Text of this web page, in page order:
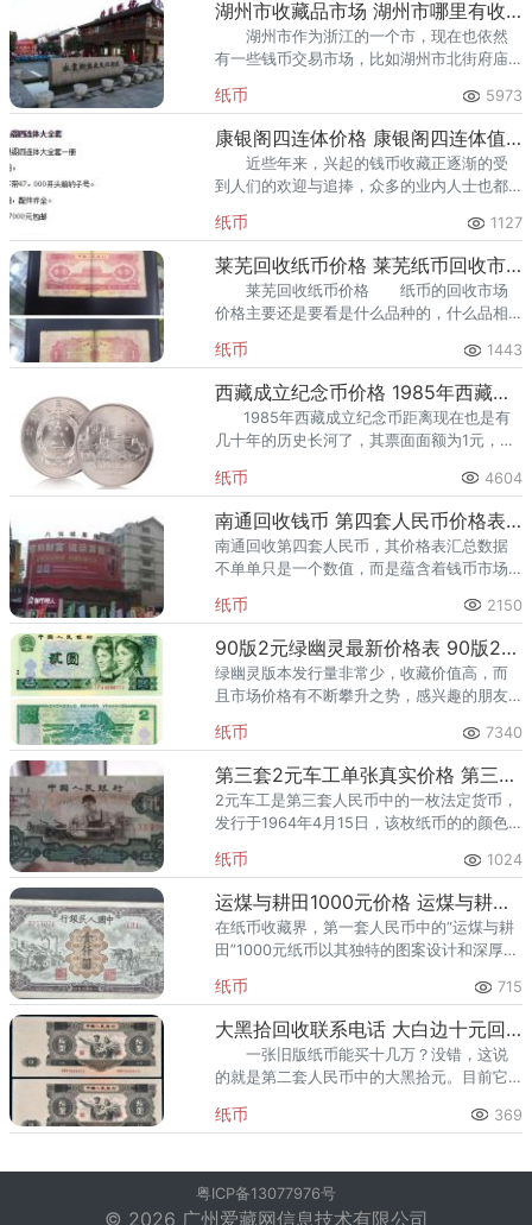
湖州市收藏品市场 湖州市哪里有收藏品市场
湖州市作为浙江的一个市，现在也依然
有一些钱币交易市场，比如湖州市北街府庙
藏品市场。 出售钱币不需要去钱币交易
市场，只需一个电话即可完成。
纸币 5973
康银阁四连体价格 康银阁四连体值多少钱
近些年来，兴起的钱币收藏正逐渐的受
到人们的欢迎与追捧，众多的业内人士也都
的价值也在不断的攀升着。因为前三套人民
币市场价格较高，所以很多人就
纸币 1127
莱芜回收纸币价格 莱芜纸币回收市场地址
莱芜回收纸币价格 纸币的回收市场
价格主要还是要看是什么品种的，什么品相
这样更值钱。
纸币 1443
西藏成立纪念币价格 1985年西藏纪念币价格
1985年西藏成立纪念币距离现在也是有
几十年的历史长河了，其票面面额为1元，但
藏自治区成立20周年纪
纸币 4604
南通回收钱币 第四套人民币价格表汇总数据
南通回收第四套人民币，其价格表汇总数据
不单单只是一个数值，而是蕴含着钱币市场
等内容。
纸币 2150
90版2元绿幽灵最新价格表 90版2元值多少钱
绿幽灵版本发行量非常少，收藏价值高，而
且市场价格有不断攀升之势，感兴趣的朋友
纸币 7340
第三套2元车工单张真实价格 第三套2元车工图片
2元车工是第三套人民币中的一枚法定货币，
发行于1964年4月15日，该枚纸币的的颜色
人，背面则是当时我国重要财产石油矿井。
很多人可能不太了解，“
纸币 1024
运煤与耕田1000元价格 运煤与耕田的真假辨别
在纸币收藏界，第一套人民币中的“运煤与耕
田”1000元纸币以其独特的图案设计和深厚的
品种。运煤与耕田1000元最新价格为1500-
2800元之
纸币 715
大黑拾回收联系电话 大白边十元回收联系电话
一张旧版纸币能买十几万？没错，这说
的就是第二套人民币中的大黑拾元。目前它
相、号码好的大黑拾元甚至能卖到30万！大
纸币 369
粤ICP备13077976号
© 2026 广州爱藏网信息技术有限公司